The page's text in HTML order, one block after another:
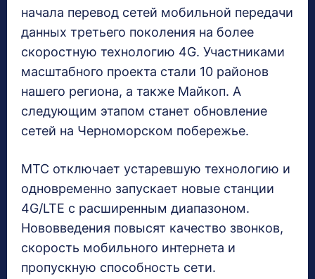
начала перевод сетей мобильной передачи
данных третьего поколения на более
скоростную технологию 4G. Участниками
масштабного проекта стали 10 районов
нашего региона, а также Майкоп. А
следующим этапом станет обновление
сетей на Черноморском побережье.
МТС отключает устаревшую технологию и
одновременно запускает новые станции
4G/LTE с расширенным диапазоном.
Нововведения повысят качество звонков,
скорость мобильного интернета и
пропускную способность сети.